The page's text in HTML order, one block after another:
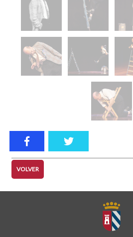
VOLVER